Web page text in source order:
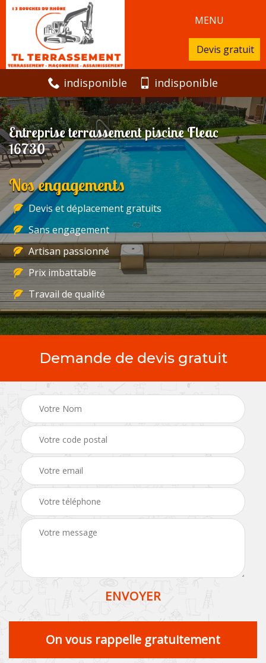
MENU
Devis gratuit
indisponible indisponible
Entreprise terrassement piscine Fleac
16730
Nos engagements
Devis et déplacement gratuits
Sans engagement
Artisan passionné
Prix imbattable
Travail de qualité
Demande de devis gratuit
On vous rappelle gratuitement